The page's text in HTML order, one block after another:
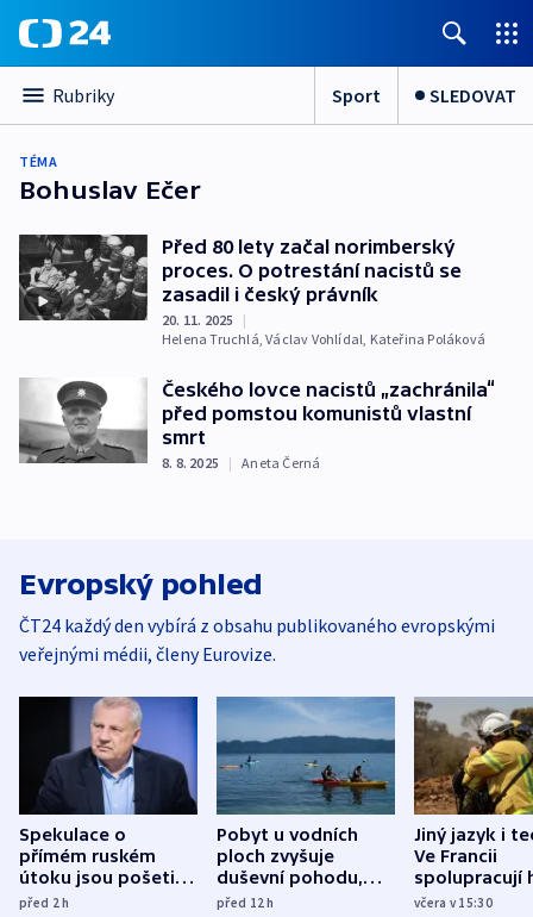
Rubriky Sport SLEDOVAT
TÉMA
Bohuslav Ečer
Před 80 lety začal norimberský
proces. O potrestání nacistů se
zasadil i český právník
20. 11. 2025
|
Helena Truchlá,Václav Vohlídal, Kateřina Poláková
Českého lovce nacistů „zachránila“
před pomstou komunistů vlastní
smrt
8. 8. 2025 | Aneta Černá
Evropský pohled
ČT24 každý den vybírá z obsahu publikovaného evropskými
veřejnými médii, členy Eurovize.
Spekulace o
přímém ruském
útoku jsou pošetilé,
míní estonský
před 2h
Pobyt u vodních
ploch zvyšuje
duševní pohodu,
ukázala
před 12h
Jiný jazyk i
Ve Francii
spolupracují
různých zemí
včera v 15:30